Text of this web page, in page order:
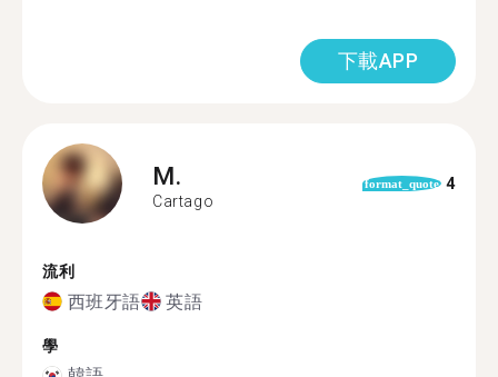
下載APP
M.
Cartago
format_quote 4
流利
西班牙語 英語
學